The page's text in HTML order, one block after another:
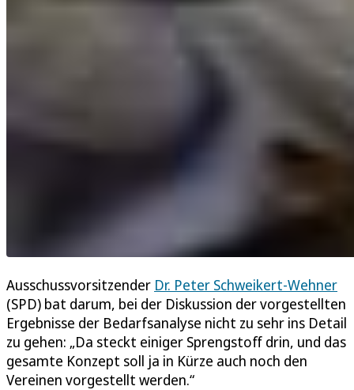
Ausschussvorsitzender Dr. Peter Schweikert-Wehner
(SPD) bat darum, bei der Diskussion der vorgestellten
Ergebnisse der Bedarfsanalyse nicht zu sehr ins Detail
zu gehen: „Da steckt einiger Sprengstoff drin, und das
gesamte Konzept soll ja in Kürze auch noch den
Vereinen vorgestellt werden.“